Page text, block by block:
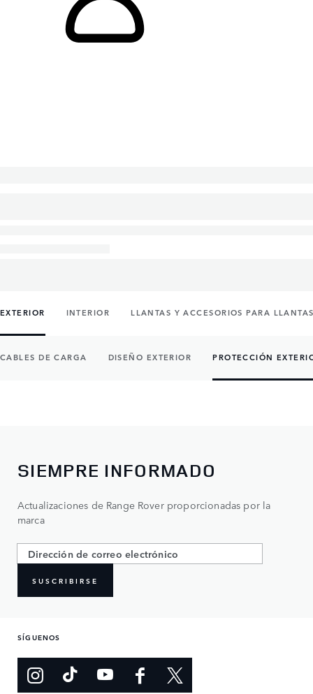
EXTERIOR INTERIOR LLANTAS Y ACCESORIOS PARA
CABLES DE CARGA DISEÑO EXTERIOR PROTECCIÓN
SIEMPRE INFORMADO
Actualizaciones de Range Rover proporcionadas por la
marca
SUSCRIBIRSE
SÍGUENOS